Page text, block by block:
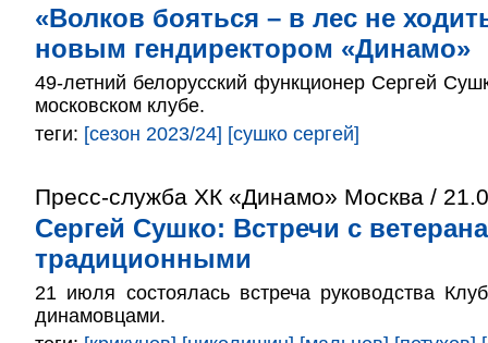
«Волков бояться – в лес не
новым гендиректором «Динамо»
49-летний белорусский функционер Сергей
московском клубе.
теги: [сезон 2023/24] [сушко сергей]
Пресс-служба ХК «Динамо» Москва /
Сергей Сушко: Встречи с
традиционными
21 июля состоялась встреча руководства
динамовцами.